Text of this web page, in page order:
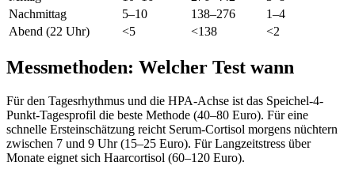
Nachmittag
5–10 138–276
1–4
Abend (22 Uhr)
<5 <138 <2
Messmethoden: Welcher Test wann
Für den Tagesrhythmus und die HPA-Achse ist das Speichel-4-
Punkt-Tagesprofil die beste Methode (40–80 Euro). Für eine
schnelle Ersteinschätzung reicht Serum-Cortisol morgens nüchtern
zwischen 7 und 9 Uhr (15–25 Euro). Für Langzeitstress über
Monate eignet sich Haarcortisol (60–120 Euro).